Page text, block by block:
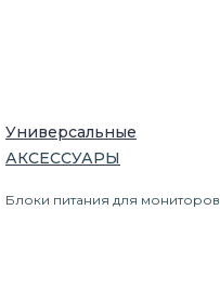
Универсальные
АКСЕССУАРЫ
Блоки питания для мониторов